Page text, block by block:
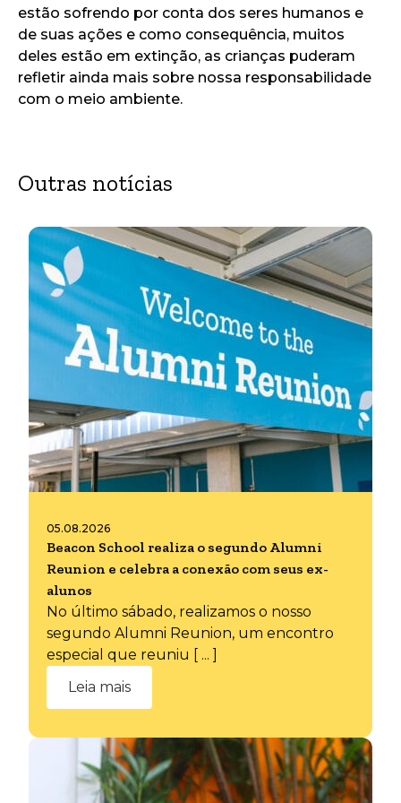
estão sofrendo por conta dos seres humanos e
de suas ações e como consequência, muitos
deles estão em extinção, as crianças puderam
refletir ainda mais sobre nossa responsabilidade
com o meio ambiente.
Outras notícias
05.08.2026
Beacon School realiza o segundo Alumni
Reunion e celebra a conexão com seus ex-
alunos
No último sábado, realizamos o nosso
segundo Alumni Reunion, um encontro
especial que reuniu [ ... ]
Leia mais